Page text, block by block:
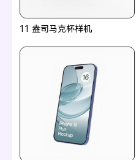
11 盎司马克杯样机